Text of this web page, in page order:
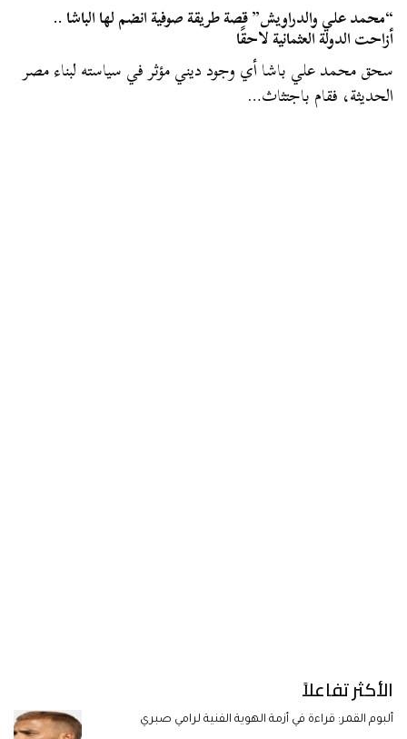
“محمد علي والدراويش” قصة طريقة صوفية انضم لها الباشا ..
أزاحت الدولة العثمانية لاحقًا
سحق محمد علي باشا أي وجود ديني مؤثر في سياسته لبناء مصر
الحديثة، فقام باجتثاث…
الأكثر تفاعلاً
ألبوم القمر: قراءة في أزمة الهوية الفنية لرامي صبري